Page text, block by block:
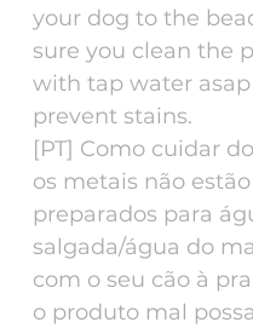
your dog to the
sure you clean the
with tap water
prevent stains.
[PT] Como cuidar
os metais não estão
preparados para
salgada/água do
com o seu cão à
o produto mal